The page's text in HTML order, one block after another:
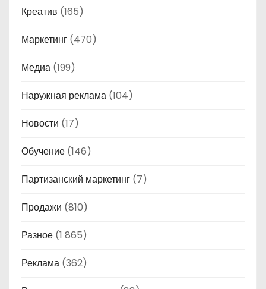
Креатив (165)
Маркетинг (470)
Медиа (199)
Наружная реклама (104)
Новости (17)
Обучение (146)
Партизанский маркетинг (7)
Продажи (810)
Разное (1 865)
Реклама (362)